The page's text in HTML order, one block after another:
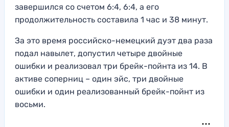
завершился со счетом 6:4, 6:4, а его
продолжительность составила 1 час и 38 минут.
За это время российско-немецкий дуэт два раза
подал навылет, допустил четыре двойные
ошибки и реализовал три брейк-пойнта из 14. В
активе соперниц – один эйс, три двойные
ошибки и один реализованный брейк-пойнт из
восьми.